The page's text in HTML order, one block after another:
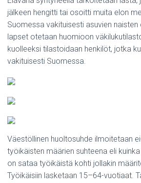
jälkeen hengitti tai osoitti muita elon
Suomessa vakituisesti asuvien
lapset otetaan huomioon
kuolleeksi tilastoidaan henkilöt, jotka
vakituisesti Suomessa.
Väestöllinen huoltosuhde ilmoitetaan
työikäisten määrien suhteena eli
on sataa työikäistä kohti jollakin
Työikäisiin lasketaan 15–64-vuotiaat.